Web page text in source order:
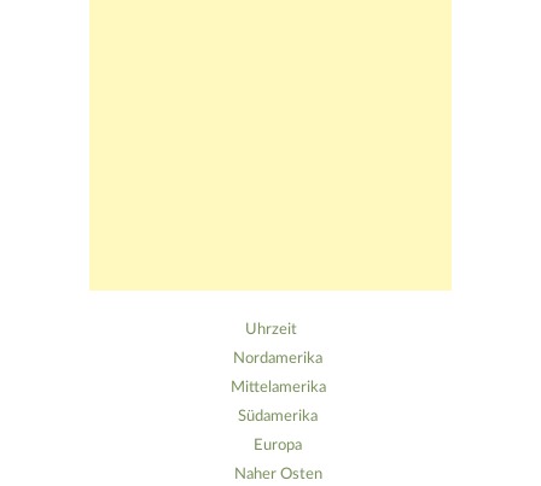
Uhrzeit
Nordamerika
Mittelamerika
Südamerika
Europa
Naher Osten